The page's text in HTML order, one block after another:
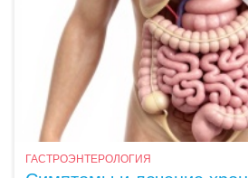
ГАСТРОЭНТЕРОЛОГИЯ